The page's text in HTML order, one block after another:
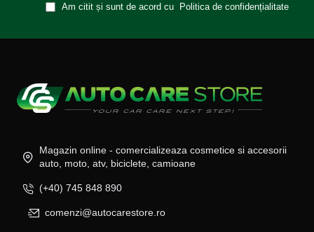
Am citit și sunt de acord cu Politica de confidențialitate
Magazin online - comercializeaza cosmetice si accesorii
auto, moto, atv, biciclete, camioane
(+40) 745 848 890
comenzi@autocarestore.ro